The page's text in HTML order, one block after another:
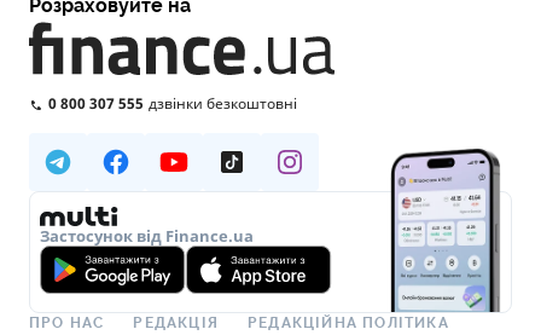
Розраховуйте на
0 800 307 555 дзвінки безкоштовні
Застосунок від Finance.ua
ПРО НАС РЕДАКЦІЯ РЕДАКЦІЙНА ПОЛІТИКА